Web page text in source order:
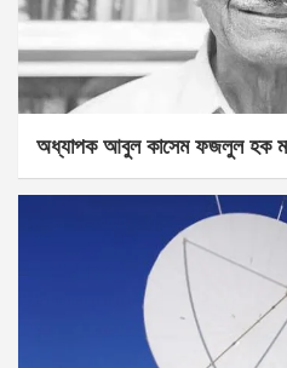
অধ্যাপক আবুল কাসেম ফজলুল হক